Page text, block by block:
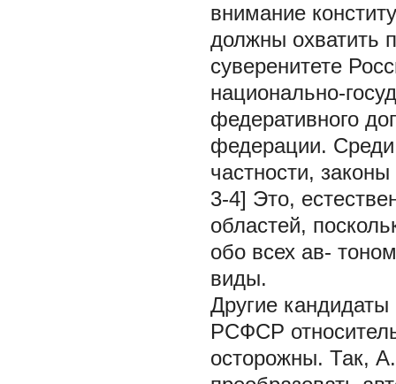
внимание
должны охватить
суверенитете
национально-
федеративного
федерации. Среди
частности,
3-4] Это,
областей,
обо всех ав-
виды.
Другие кандидаты
РСФСР
осторожны. Так,